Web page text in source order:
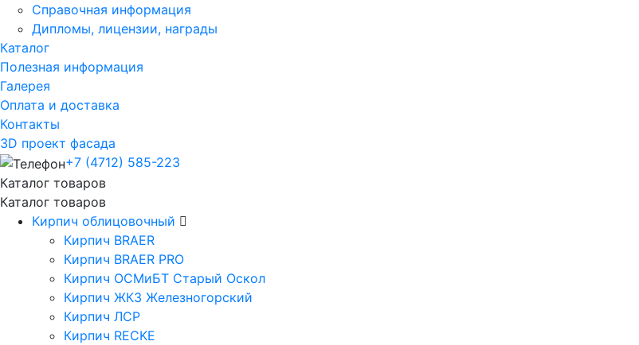
Справочная информация
Дипломы, лицензии, награды
Каталог
Полезная информация
Галерея
Оплата и доставка
Контакты
3D проект фасада
+7 (4712) 585-223
Каталог товаров
Каталог товаров
Кирпич облицовочный
Кирпич BRAER
Кирпич BRAER PRO
Кирпич ОСМиБТ Старый Оскол
Кирпич ЖКЗ Железногорский
Кирпич ЛСР
Кирпич RECKE